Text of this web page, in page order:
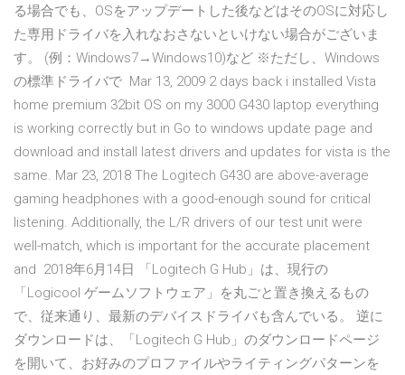
る場合でも、OSをアップデートした後などはそのOSに対応し
た専用ドライバを入れなおさないといけない場合がございま
す。 (例：Windows7→Windows10)など ※ただし、Windows
の標準ドライバで Mar 13, 2009 2 days back i installed Vista
home premium 32bit OS on my 3000 G430 laptop everything
is working correctly but in Go to windows update page and
download and install latest drivers and updates for vista is the
same. Mar 23, 2018 The Logitech G430 are above-average
gaming headphones with a good-enough sound for critical
listening. Additionally, the L/R drivers of our test unit were
well-match, which is important for the accurate placement
and 2018年6月14日 「Logitech G Hub」は、現行の
「Logicool ゲームソフトウェア」を丸ごと置き換えるもの
で、従来通り、最新のデバイスドライバも含んでいる。 逆に
ダウンロードは、「Logitech G Hub」のダウンロードページ
を開いて、お好みのプロファイルやライティングパターンを